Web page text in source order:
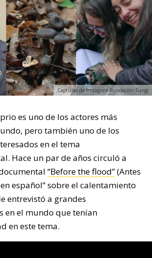
Capturas de Instagram Fundación Fungi
es uno de los actores más
pero también uno de los
en el tema
Hace un par de años circuló a
“Before the flood”(Antes
español” sobre el calentamiento
entrevistó a grandes
en el mundo que tenían
en este tema.